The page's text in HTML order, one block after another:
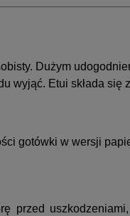
Dużym
wyjąć. Etui składa się
gotówki w wersji
przed